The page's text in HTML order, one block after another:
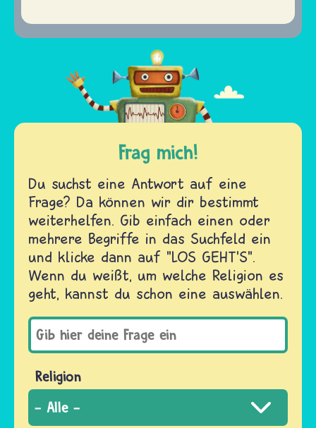
Frag mich!
Du suchst eine Antwort auf eine
Frage? Da können wir dir bestimmt
weiterhelfen. Gib einfach einen oder
mehrere Begriffe in das Suchfeld ein
und klicke dann auf "LOS GEHT'S".
Wenn du weißt, um welche Religion es
geht, kannst du schon eine auswählen.
Religion